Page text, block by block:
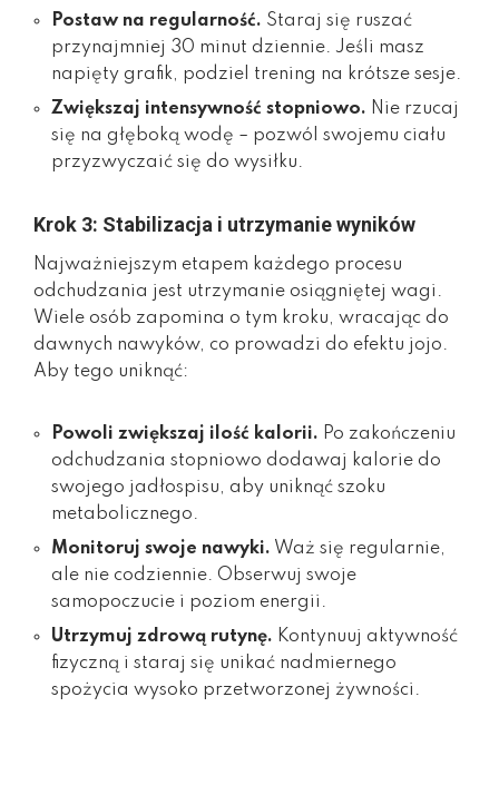
Postaw na regularność. Staraj się ruszać
przynajmniej 30 minut dziennie. Jeśli masz
napięty grafik, podziel trening na krótsze sesje.
Zwiększaj intensywność stopniowo. Nie rzucaj
się na głęboką wodę – pozwól swojemu ciału
przyzwyczaić się do wysiłku.
Krok 3: Stabilizacja i utrzymanie wyników
Najważniejszym etapem każdego procesu
odchudzania jest utrzymanie osiągniętej wagi.
Wiele osób zapomina o tym kroku, wracając do
dawnych nawyków, co prowadzi do efektu jojo.
Aby tego uniknąć:
Powoli zwiększaj ilość kalorii. Po zakończeniu
odchudzania stopniowo dodawaj kalorie do
swojego jadłospisu, aby uniknąć szoku
metabolicznego.
Monitoruj swoje nawyki. Waż się regularnie,
ale nie codziennie. Obserwuj swoje
samopoczucie i poziom energii.
Utrzymuj zdrową rutynę. Kontynuuj aktywność
fizyczną i staraj się unikać nadmiernego
spożycia wysoko przetworzonej żywności.